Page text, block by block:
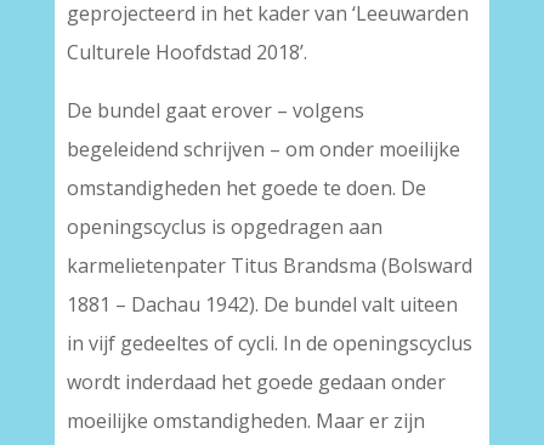
geprojecteerd in het kader van ‘Leeuwarden
Culturele Hoofdstad 2018’.
De bundel gaat erover – volgens
begeleidend schrijven – om onder moeilijke
omstandigheden het goede te doen. De
openingscyclus is opgedragen aan
karmelietenpater Titus Brandsma (Bolsward
1881 – Dachau 1942). De bundel valt uiteen
in vijf gedeeltes of cycli. In de openingscyclus
wordt inderdaad het goede gedaan onder
moeilijke omstandigheden. Maar er zijn